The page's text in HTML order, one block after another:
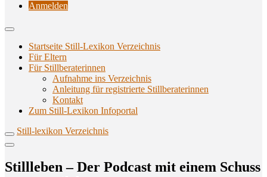
Anmelden
Startseite Still-Lexikon Verzeichnis
Für Eltern
Für Stillberaterinnen
Aufnahme ins Verzeichnis
Anlei­tung für regis­trier­te Stillberaterinnen
Kon­takt
Zum Still-Lexikon Infoportal
Still-lexikon Verzeichnis
Still­le­ben – Der Pod­cast mit einem Schuss